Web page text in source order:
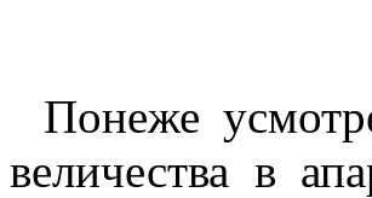
Понеже
величества в